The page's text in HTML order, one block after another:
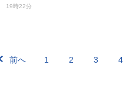
19時22分
前へ 1 2 3 4